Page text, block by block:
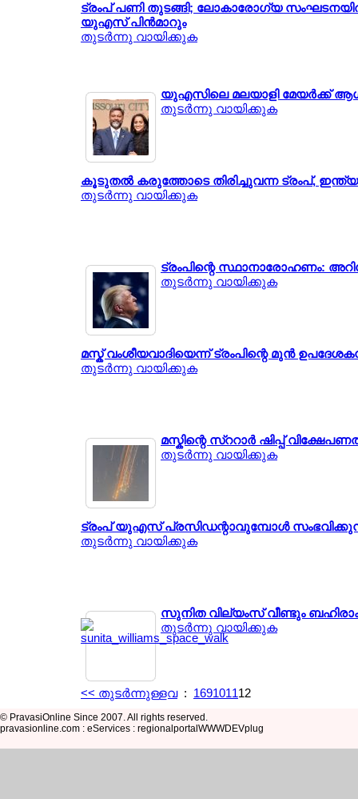
ട്രംപ് പണി തുടങ്ങി; ലോകാരോഗ്യ
യുഎസ് പിന്‍മാറും
തുടര്‍ന്നു വായിക്കുക
യുഎസിലെ മലയാളി മേയര്‍ക്ക്
തുടര്‍ന്നു വായിക്കുക
കൂടുതല്‍ കരുത്തോടെ തിരിച്ചുവന്ന ട്രംപ്,
തുടര്‍ന്നു വായിക്കുക
ട്രംപിന്റെ സ്ഥാനാരോഹണം:
തുടര്‍ന്നു വായിക്കുക
മസ്ക് വംശീയവാദിയെന്ന് ട്രംപിന്റെ മുന്‍
തുടര്‍ന്നു വായിക്കുക
മസ്കിന്റെ സ്ററാര്‍ ഷിപ്പ്
തുടര്‍ന്നു വായിക്കുക
ട്രംപ് യുഎസ് പ്രസിഡന്റാവുമ്പോള്‍
തുടര്‍ന്നു വായിക്കുക
സുനിത വില്യംസ് വീണ്ടും
തുടര്‍ന്നു വായിക്കുക
<< തുടര്‍ന്നുള്ളവ: 169101112
© PravasiOnline Since 2007. All rights reserved.
pravasionline.com : eServices : regionalportalWWWDEVplug